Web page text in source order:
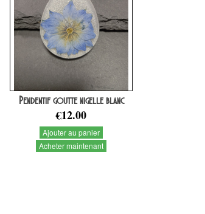
Pendentif goutte nigelle blanc
€12.00
Ajouter au panier
Acheter maintenant